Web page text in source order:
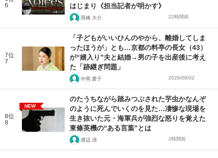
6
はじまり《担当記者が明かす》
髙橋 大介 22時間前
7位
7
「子どもがいいひんのやから、離婚してしま
ったほうが」とも…京都の料亭の長女（43）
が“婿入り”夫と結婚→男の子を出産後に考え
た「跡継ぎ問題」
中岡 愛子 2026/08/02
8位
8
NEW
のたうちながら踏みつぶされた芋虫かなんぞ
のように死んでいくのを見た…凄惨な現場を
生き抜いた元・海軍兵が強烈な怒りを覚えた
東條英機の“ある言葉”とは
渡辺 清 2時間前